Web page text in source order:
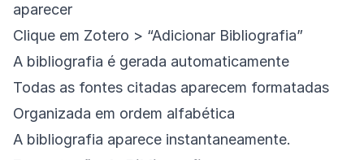
aparecer
Clique em Zotero > “Adicionar Bibliografia”
A bibliografia é gerada automaticamente
Todas as fontes citadas aparecem formatadas
Organizada em ordem alfabética
A bibliografia aparece instantaneamente.